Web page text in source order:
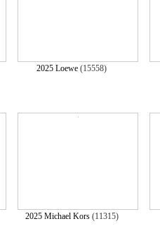
2025 Loewe (15558)
2025 Michael Kors(11315)